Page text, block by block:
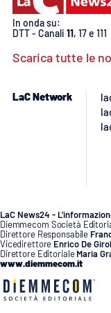
SPECIALI
Buona Sanità
CALABRIAVISIONE
Storie
LAC
NETWORK
In onda su:
DTT - Canali 11, 17 e 111
Scarica tutte le
LaC Network
LaC News24 -
Diemmecom Società
Direttore Responsabile
Vicedirettore Enrico De
Direttore Editoriale Maria
www.diemmecom.it